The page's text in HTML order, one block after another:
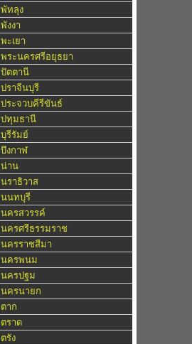
พัทลุง
พังงา
พะเยา
พระนครศรีอยุธยา
ปัตตานี
ปราจีนบุรี
ประจวบคีรีขันธ์
ปทุมธานี
บุรีรัมย์
บึงกาฬ
น่าน
นราธิวาส
นนทบุรี
นครสวรรค์
นครศรีธรรมราช
นครราชสีมา
นครพนม
นครปฐม
นครนายก
ตาก
ตราด
ตรัง